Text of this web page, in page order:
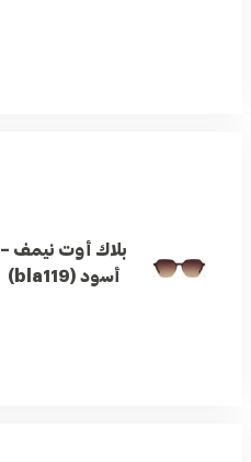
بلاك أوت نيمف –
أسود (bla119)